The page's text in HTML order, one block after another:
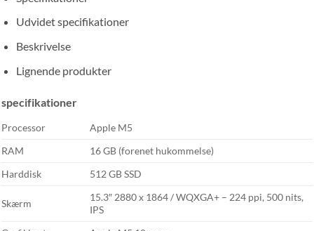
Udvidet specifikationer
Beskrivelse
Lignende produkter
specifikationer
Processor
Apple M5
RAM
16 GB (forenet hukommelse)
Harddisk
512 GB SSD
Skærm
15.3″ 2880 x 1864 / WQXGA+ – 224 ppi, 500 nits,
IPS